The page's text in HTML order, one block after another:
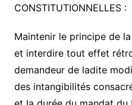
CONSTITUTIONNELLES :
Maintenir le principe de
et interdire tout effet
demandeur de ladite
des intangibilités